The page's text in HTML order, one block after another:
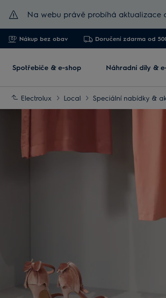
Na webu právě probíhá aktualizace
Nákup bez obav Doručení zdarma od
Spotřebiče & e-shop Náhradní díly &
Electrolux Local Speciální nabídky &